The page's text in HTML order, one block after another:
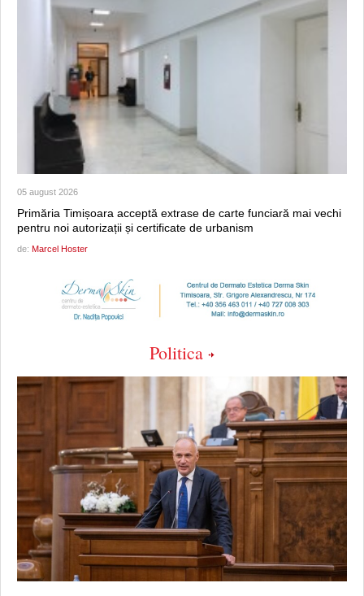
05 august 2026
Primăria Timișoara acceptă extrase de carte funciară mai vechi
pentru noi autorizații și certificate de urbanism
de: Marcel Hoster
Politica